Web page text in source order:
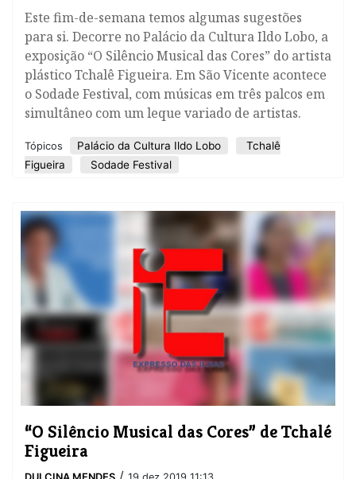
Este fim-de-semana temos algumas sugestões
para si. Decorre no Palácio da Cultura Ildo Lobo, a
exposição “O Silêncio Musical das Cores” do artista
plástico Tchalê Figueira. Em São Vicente acontece
o Sodade Festival, com músicas em três palcos em
simultâneo com um leque variado de artistas.
Tópicos Palácio da Cultura Ildo Lobo
Tchalê
Figueira
Sodade Festival
“O Silêncio Musical das Cores” de Tchalé
Figueira